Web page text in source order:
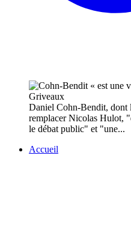
Daniel Cohn-Bendit, dont
remplacer Nicolas Hulot,
le débat public" et "une...
Accueil